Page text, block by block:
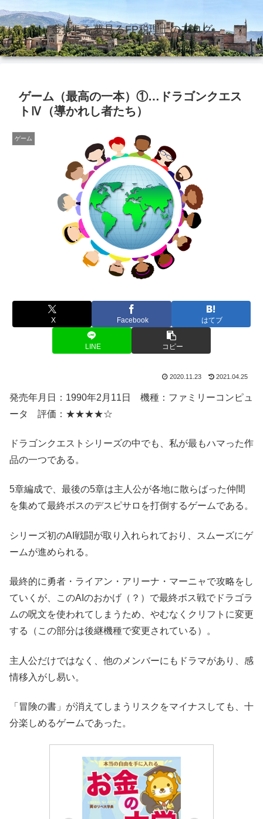
金持ちを夢見るFP税理士のブログ
ゲーム（最高の一本）①…ドラゴンクエス
トⅣ（導かれし者たち）
ゲーム
X Facebook はてブ
LINE コピー
2020.11.23 2021.04.25
発売年月日：1990年2月11日 機種：ファミリーコンピュ
ータ 評価：★★★★☆
ドラゴンクエストシリーズの中でも、私が最もハマった作
品の一つである。
5章編成で、最後の5章は主人公が各地に散らばった仲間
を集めて最終ボスのデスピサロを打倒するゲームである。
シリーズ初のAI戦闘が取り入れられており、スムーズにゲ
ームが進められる。
最終的に勇者・ライアン・アリーナ・マーニャで攻略をし
ていくが、このAIのおかげ（？）で最終ボス戦でドラゴラ
ムの呪文を使われてしまうため、やむなくクリフトに変更
する（この部分は後継機種で変更されている）。
主人公だけではなく、他のメンバーにもドラマがあり、感
情移入がし易い。
「冒険の書」が消えてしまうリスクをマイナスしても、十
分楽しめるゲームであった。